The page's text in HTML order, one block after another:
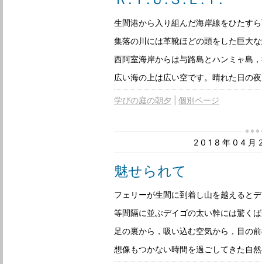
生間港から入り組んだ海岸線をひたす
集落の川には革靴ほどの頭をした巨大
西阿室海岸からは与路島とハンミャ島
広い海の上は広い空です。晴れた日の
学びの庭の朝夕 個別ページ
2018年04月
魅せられて
フェリーが生間に到着し山を越えると
等間隔に並ぶデイゴの太い幹には驚く
足の裏から，吸い込む空気から，目の
想像もつかない時間を過ごしてきた自